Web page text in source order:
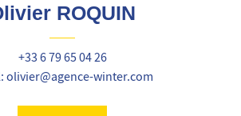
ROQUIN
+33 6 79 65 04 26
olivier@agence-winter.com